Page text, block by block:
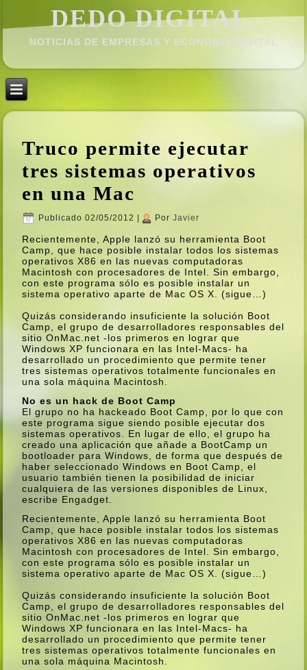
DEDO DIGITAL.
NOTICIAS DE EMPRESAS Y ECONOMÍ­A DIGITAL
Truco permite ejecutar
tres sistemas operativos
en una Mac
Publicado 02/05/2012 Por Javier
Recientemente, Apple lanzó su herramienta Boot
Camp, que hace posible instalar todos los sistemas
operativos X86 en las nuevas computadoras
Macintosh con procesadores de Intel. Sin embargo,
con este programa sólo es posible instalar un
sistema operativo aparte de Mac OS X. (sigue…)
Quizás considerando insuficiente la solución Boot
Camp, el grupo de desarrolladores responsables del
sitio OnMac.net -los primeros en lograr que
Windows XP funcionara en las Intel-Macs- ha
desarrollado un procedimiento que permite tener
tres sistemas operativos totalmente funcionales en
una sola máquina Macintosh.
No es un hack de Boot Camp
El grupo no ha hackeado Boot Camp, por lo que con
este programa sigue siendo posible ejecutar dos
sistemas operativos. En lugar de ello, el grupo ha
creado una aplicación que añade a BootCamp un
bootloader para Windows, de forma que después de
haber seleccionado Windows en Boot Camp, el
usuario también tienen la posibilidad de iniciar
cualquiera de las versiones disponibles de Linux,
escribe Engadget.
Recientemente, Apple lanzó su herramienta Boot
Camp, que hace posible instalar todos los sistemas
operativos X86 en las nuevas computadoras
Macintosh con procesadores de Intel. Sin embargo,
con este programa sólo es posible instalar un
sistema operativo aparte de Mac OS X. (sigue…)
Quizás considerando insuficiente la solución Boot
Camp, el grupo de desarrolladores responsables del
sitio OnMac.net -los primeros en lograr que
Windows XP funcionara en las Intel-Macs- ha
desarrollado un procedimiento que permite tener
tres sistemas operativos totalmente funcionales en
una sola máquina Macintosh.